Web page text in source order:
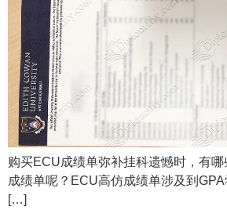
购买ECU成绩单弥补挂科遗憾时，有
成绩单呢？ECU高仿成绩单涉及到
[…]